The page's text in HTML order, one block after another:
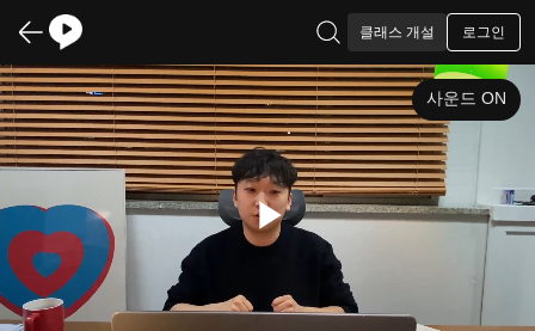
클래스 개설 로그인
Play
사운드 ON